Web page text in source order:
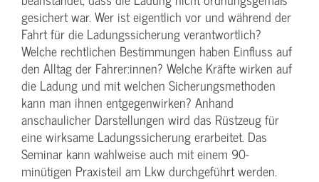
gesichert war. Wer ist eigentlich vor und während der
Fahrt für die Ladungssicherung verantwortlich?
Welche rechtlichen Bestimmungen haben Einfluss auf
den Alltag der Fahrer:innen? Welche Kräfte wirken auf
die Ladung und mit welchen Sicherungsmethoden
kann man ihnen entgegenwirken? Anhand
anschaulicher Darstellungen wird das Rüstzeug für
eine wirksame Ladungssicherung erarbeitet. Das
Seminar kann wahlweise auch mit einem 90-
minütigen Praxisteil am Lkw durchgeführt werden.